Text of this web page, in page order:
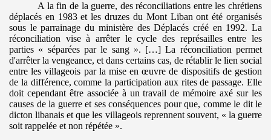
A la fin de la guerre, des réconciliations entre les chrétiens
déplacés en 1983 et les druzes du Mont Liban ont été organisés
sous le parrainage du ministère des Déplacés créé en 1992. La
réconciliation vise à arrêter le cycle des représailles entre les
parties « séparées par le sang ». […] La réconciliation permet
d'arrêter la vengeance, et dans certains cas, de rétablir le lien social
entre les villageois par la mise en œuvre de dispositifs de gestion
de la différence, comme la participation aux rites de passage. Elle
doit cependant être associée à un travail de mémoire axé sur les
causes de la guerre et ses conséquences pour que, comme le dit le
dicton libanais et que les villageois reprennent souvent, « la guerre
soit rappelée et non répétée ».